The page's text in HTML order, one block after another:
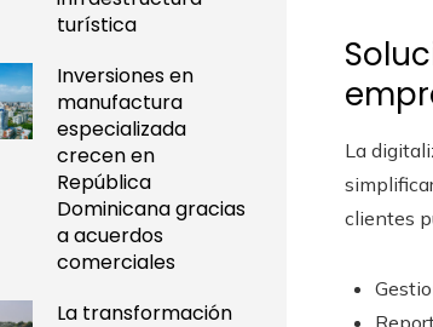
La
clientes
turística
Inversiones en
manufactura
especializada
crecen en
República
Dominicana gracias
a acuerdos
comerciales
La transformación